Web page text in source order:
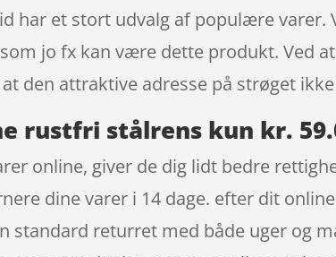
har et stort udvalg af populære
jo fx kan være dette produkt. Ved
den attraktive adresse på strøget
rustfri stålrens kun kr.
online, giver de dig lidt bedre
dine varer i 14 dage. efter dit
standard returret med både uger og